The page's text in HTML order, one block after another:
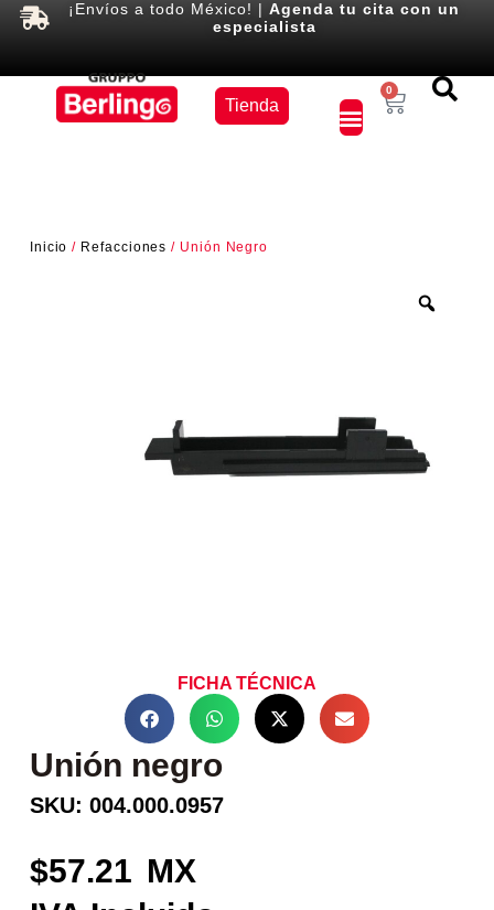
¡Envíos a todo México! |Agenda tu cita con un
especialista
Tienda
0
Inicio / Refacciones / Unión Negro
FICHA TÉCNICA
Unión negro
SKU: 004.000.0957
57.21